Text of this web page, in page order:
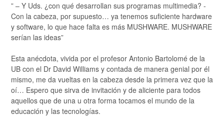
” – Y Uds. ¿con qué desarrollan sus programas multimedia? -
Con la cabeza, por supuesto… ya tenemos suficiente hardware
y software, lo que hace falta es más MUSHWARE. MUSHWARE
serían las ideas”
Esta anécdota, vivida por el profesor Antonio Bartolomé de la
UB con el Dr David Williams y contada de manera genial por él
mismo, me da vueltas en la cabeza desde la primera vez que la
oí… Espero que sirva de invitación y de aliciente para todos
aquellos que de una u otra forma tocamos el mundo de la
educación y las tecnologías.